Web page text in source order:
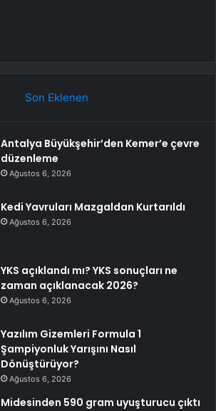
Son Eklenen
Antalya Büyükşehir’den Kemer’e çevre
düzenleme
Ağustos 6, 2026
Kedi Yavruları Mazgaldan Kurtarıldı
Ağustos 6, 2026
YKS açıklandı mı? YKS sonuçları ne
zaman açıklanacak 2026?
Ağustos 6, 2026
Yazılım Gizemleri Formula 1
Şampiyonluk Yarışını Nasıl
Dönüştürüyor?
Ağustos 6, 2026
Midesinden 590 gram uyuşturucu çıktı